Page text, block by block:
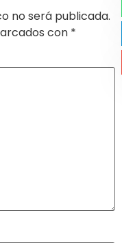
no será publicada.
con *